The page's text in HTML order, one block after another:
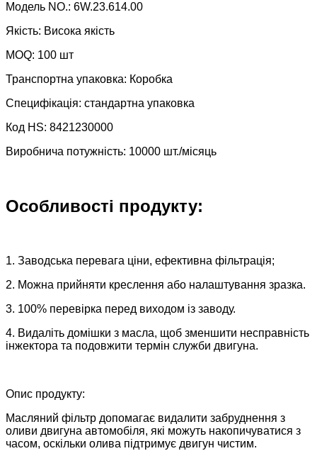
Модель NO.: 6W.23.614.00
Якість: Висока якість
MOQ: 100 шт
Транспортна упаковка: Коробка
Специфікація: стандартна упаковка
Код HS: 8421230000
Виробнича потужність: 10000 шт./місяць
Особливості продукту:
1. Заводська перевага ціни, ефективна фільтрація;
2. Можна прийняти креслення або налаштування зразка.
3. 100% перевірка перед виходом із заводу.
4. Видаліть домішки з масла, щоб зменшити несправність
інжектора та подовжити термін служби двигуна.
Опис продукту:
Масляний фільтр допомагає видалити забруднення з
оливи двигуна автомобіля, які можуть накопичуватися з
часом, оскільки олива підтримує двигун чистим.